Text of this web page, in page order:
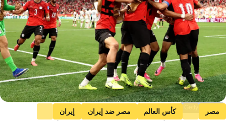
مصر كأس العالم مصر ضد إيران
إيران